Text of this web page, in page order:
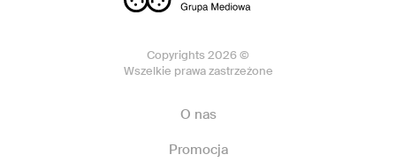
Copyrights 2026 ©
Wszelkie prawa zastrzeżone
O nas
Promocja